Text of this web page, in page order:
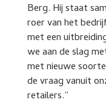
Berg. Hij staat
roer van het
met een
we aan de slag
met nieuwe
de vraag vanuit
retailers.”